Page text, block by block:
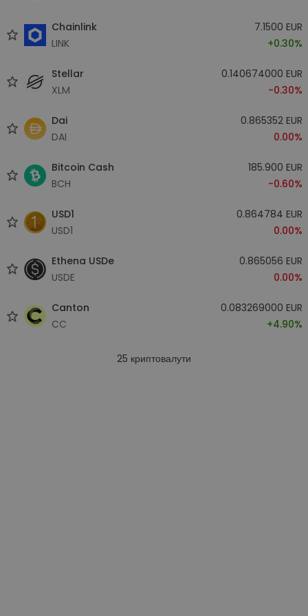
Chainlink
LINK
7.1500 EUR
+0.30%
Stellar
XLM
0.140674000 EUR
-0.30%
Dai
DAI
0.865352 EUR
0.00%
Bitcoin Cash
BCH
185.900 EUR
-0.60%
USD1
USD1
0.864784 EUR
0.00%
Ethena USDe
USDE
0.865056 EUR
0.00%
Canton
CC
0.083269000 EUR
+4.90%
25 криптовалути